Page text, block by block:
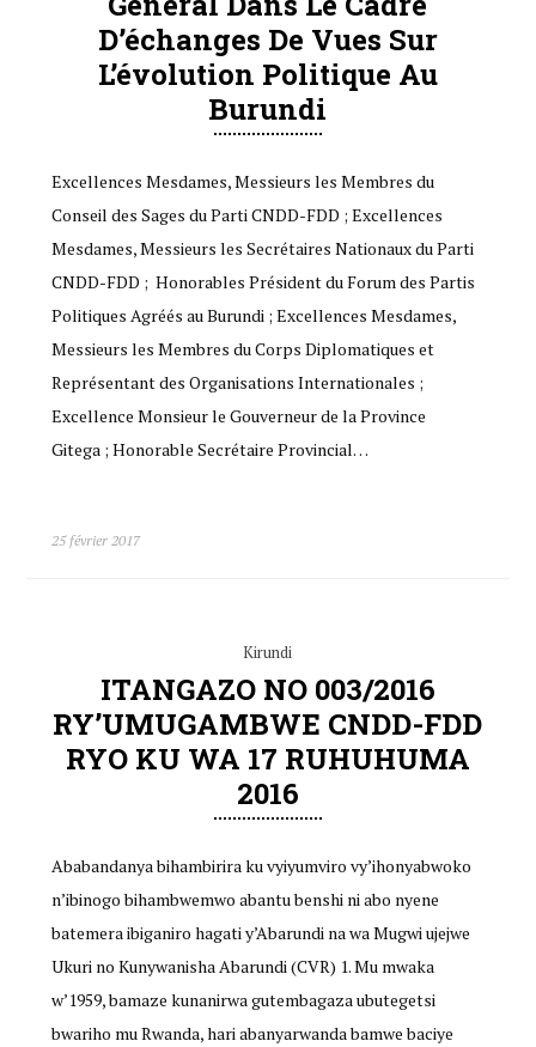
D’échanges De Vues Sur
L’évolution Politique Au
Burundi
Excellences Mesdames, Messieurs les Membres du
Conseil des Sages du Parti CNDD-FDD ; Excellences
Mesdames, Messieurs les Secrétaires Nationaux du Parti
CNDD-FDD ; Honorables Président du Forum des Partis
Politiques Agréés au Burundi ; Excellences Mesdames,
Messieurs les Membres du Corps Diplomatiques et
Représentant des Organisations Internationales ;
Excellence Monsieur le Gouverneur de la Province
Gitega ; Honorable Secrétaire Provincial…
25 février 2017
Kirundi
ITANGAZO NO 003/2016
RY’UMUGAMBWE CNDD-FDD
RYO KU WA 17 RUHUHUMA
2016
Ababandanya bihambirira ku vyiyumviro vy’ihonyabwoko
n’ibinogo bihambwemwo abantu benshi ni abo nyene
batemera ibiganiro hagati y’Abarundi na wa Mugwi ujejwe
Ukuri no Kunywanisha Abarundi (CVR) 1. Mu mwaka
w’1959, bamaze kunanirwa gutembagaza ubutegetsi
bwariho mu Rwanda, hari abanyarwanda bamwe baciye